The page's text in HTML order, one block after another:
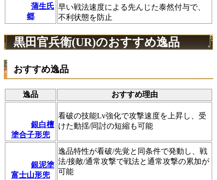
蒲生氏
郷
早い戦法速度による先んじた泰然付与で、
不利状態を防止
黒田官兵衛(UR)のおすすめ逸品
おすすめ逸品
逸品 おすすめ理由
銀白檀
塗合子形兜
看破の技能Lv強化で攻撃速度を上昇し、受
けた動揺/同討の短縮も可能
銀泥塗
富士山形兜
逸品特性が看破/先覚と同条件で発動し、戦
法/接敵/通常攻撃で戦法と通常攻撃の累加が
可能